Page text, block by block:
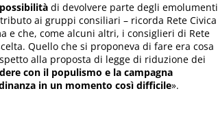
di devolvere parte degli emolumenti
ai gruppi consiliari – ricorda Rete Civica
e che, come alcuni altri, i consiglieri di Rete
Quello che si proponeva di fare era cosa
alla proposta di legge di riduzione dei
con il populismo e la campagna
in un momento così difficile».